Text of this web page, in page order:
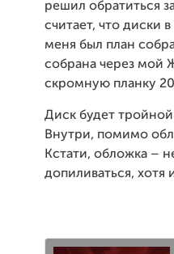
решил обратиться
считает, что диски
меня был план
собрана через мой
скромную планку
Диск будет
Внутри, помимо
Кстати, обложка –
допиливаться,